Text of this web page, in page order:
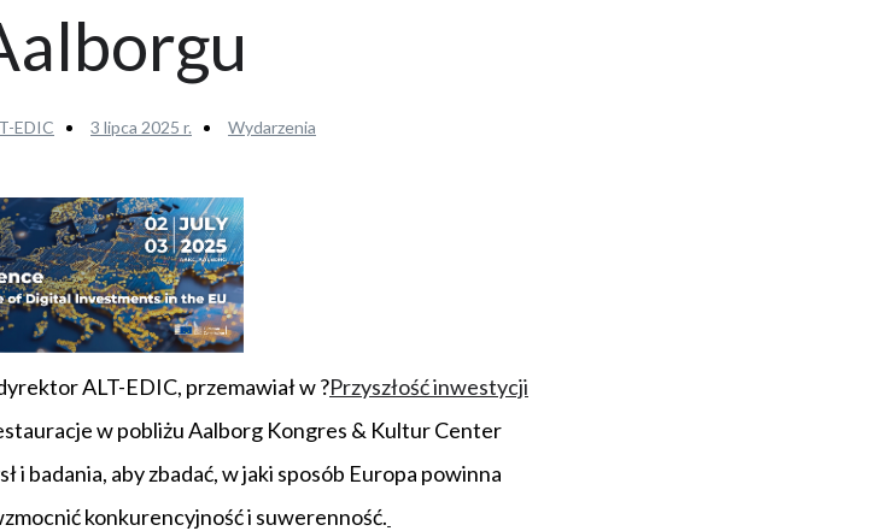
EDIC 3 lipca 2025 r. Wydarzenia
ALT-EDIC, przemawiał w ?Przyszłość inwestycji
w pobliżu Aalborg Kongres & Kultur Center
i badania, aby zbadać, w jaki sposób Europa powinna
konkurencyjność i suwerenność.